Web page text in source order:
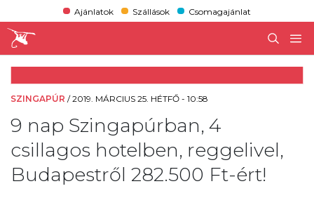
Ajánlatok Szállások Csomagajánlat
SZINGAPÚR /2019. MÁRCIUS 25. HÉTFŐ - 10:58
9 nap Szingapúrban, 4
csillagos hotelben, reggelivel,
Budapestről 282.500 Ft-ért!